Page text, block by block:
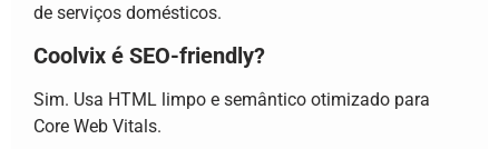
de serviços domésticos.
Coolvix é SEO-friendly?
Sim. Usa HTML limpo e semântico otimizado para
Core Web Vitals.